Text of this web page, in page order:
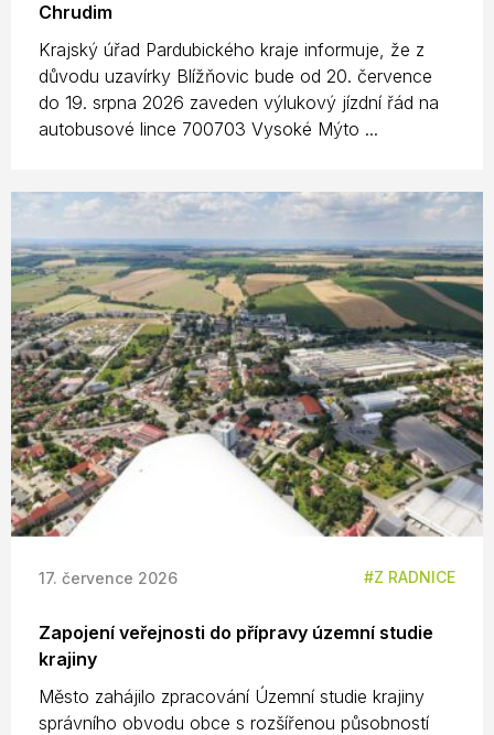
Chrudim
Krajský úřad Pardubického kraje informuje, že z
důvodu uzavírky Blížňovic bude od 20. července
do 19. srpna 2026 zaveden výlukový jízdní řád na
autobusové lince 700703 Vysoké Mýto ...
17. července 2026 Z RADNICE
Zapojení veřejnosti do přípravy územní studie
krajiny
Město zahájilo zpracování Územní studie krajiny
správního obvodu obce s rozšířenou působností